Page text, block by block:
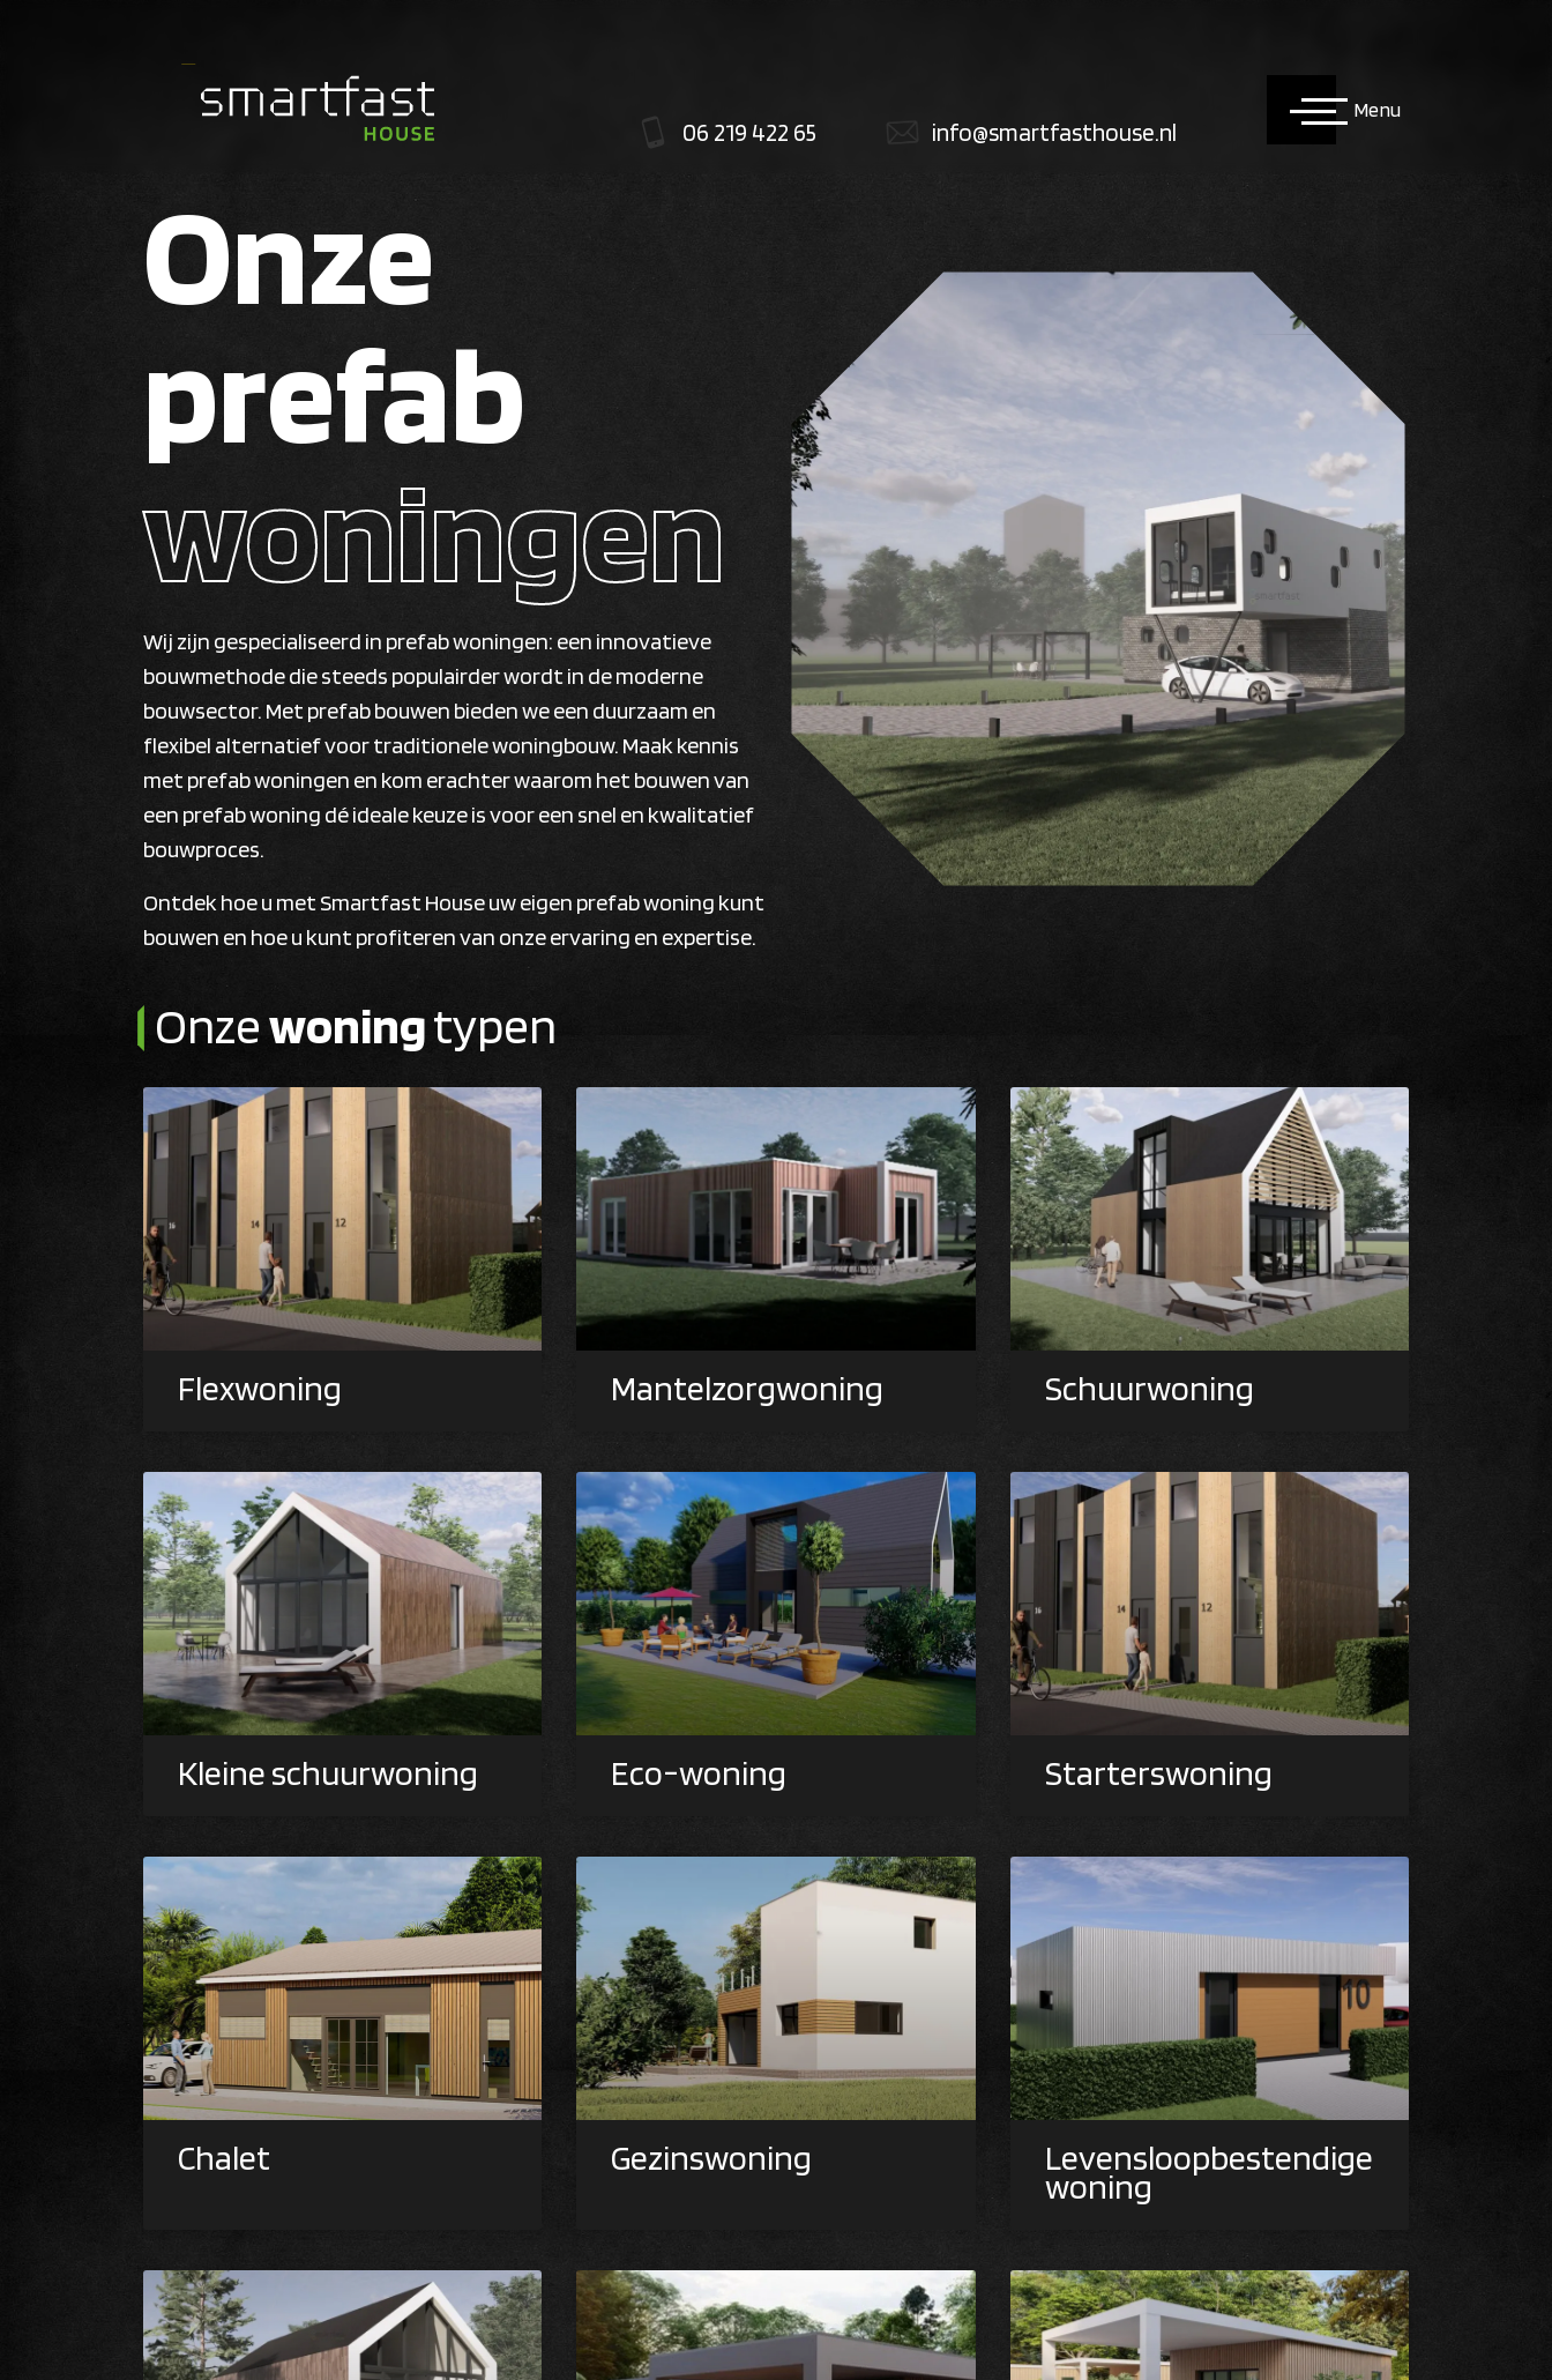
06 219 422 65 info@smartfasthouse.nl
Menu
Onze
prefab
woningen
Wij zijn gespecialiseerd in prefab woningen: een innovatieve
bouwmethode die steeds populairder wordt in de moderne
bouwsector. Met prefab bouwen bieden we een duurzaam en
flexibel alternatief voor traditionele woningbouw. Maak kennis
met prefab woningen en kom erachter waarom het bouwen van
een prefab woning dé ideale keuze is voor een snel en kwalitatief
bouwproces.
Ontdek hoe u met Smartfast House uw eigen prefab woning kunt
bouwen en hoe u kunt profiteren van onze ervaring en expertise.
Onzewoningtypen
Flexwoning Mantelzorgwoning Schuurwoning
Kleine schuurwoning Eco-woning Starterswoning
Chalet Gezinswoning Levensloopbestendige
woning